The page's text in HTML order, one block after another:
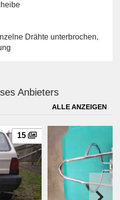
Drähte unterbrochen,
Anbieters
ALLE ANZEIGEN
15